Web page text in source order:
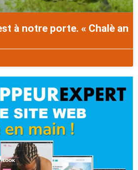
à notre porte. « Chalè an